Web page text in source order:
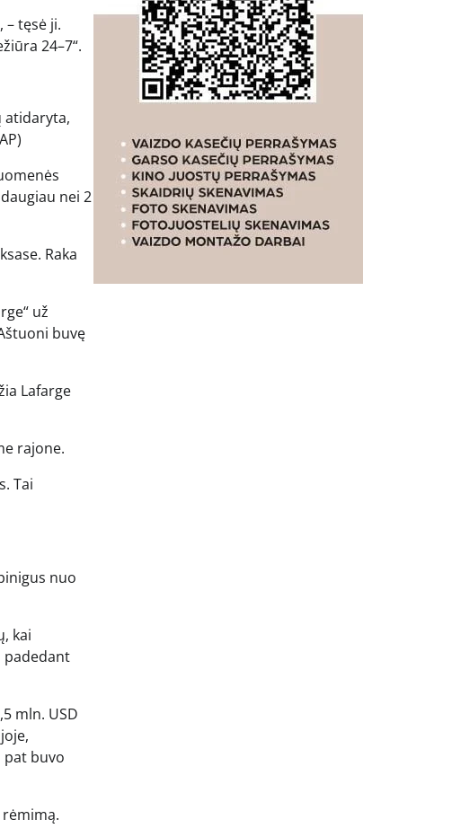
– tęsė ji.
24–7“.
atidaryta,
nei 2
Raka
už
buvę
Lafarge
rajone.
Tai
nuo
kai
padedant
mln. USD
pat buvo